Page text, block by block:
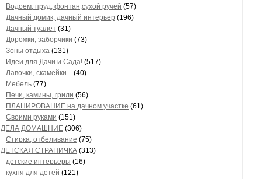
Водоем, пруд, фонтан,сухой ручей (57)
Дачный домик, дачный интерьер (196)
Дачный туалет (31)
Дорожки, заборчики (73)
Зоны отдыха (131)
Идеи для Дачи и Сада! (517)
Лавочки, скамейки... (40)
Мебель (77)
Печи, камины, грили (56)
ПЛАНИРОВАНИЕ на дачном участке (61)
Своими руками (151)
ДЕЛА ДОМАШНИЕ (306)
Стирка, отбеливание (75)
ДЕТСКАЯ СТРАНИЧКА (313)
детские интерьеры (16)
кухня для детей (121)